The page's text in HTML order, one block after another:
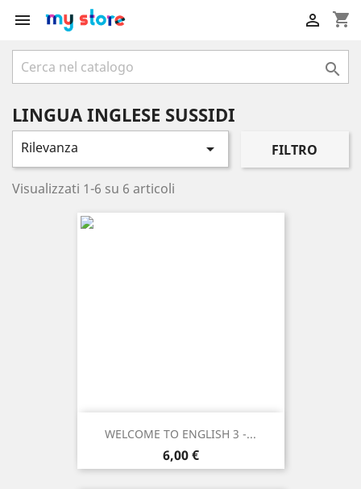
 shopping_cart


LINGUA INGLESE SUSSIDI
Rilevanza  FILTRO
Visualizzati 1-6 su 6 articoli
WELCOME TO ENGLISH 3 -...
Prezzo
6,00 €